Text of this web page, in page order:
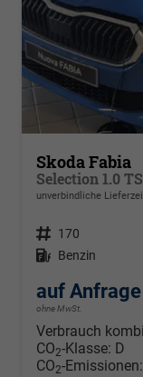
Skoda Fabia
Selection 1.0
unverbindliche
Fahrzeugnr. 170
Kraftstoff Benzin
auf Anfrage
ohne MwSt.
Verbrauch
CO2-Klasse: D
CO2-Emissionen: